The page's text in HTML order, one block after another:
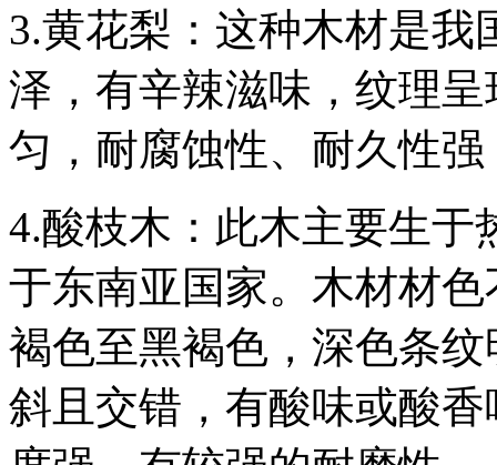
3.黄花梨：这种木材是
泽，有辛辣滋味，纹理
匀，耐腐蚀性、耐久性
4.酸枝木：此木主要生于
于东南亚国家。木材材
褐色至黑褐色，深色条
斜且交错，有酸味或酸